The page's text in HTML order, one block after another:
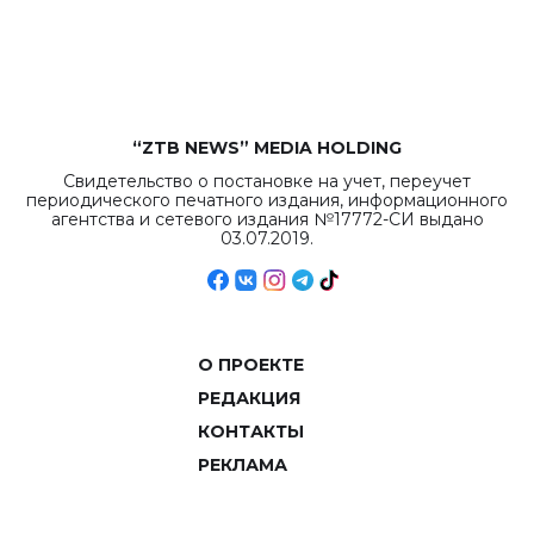
“ZTB NEWS” MEDIA HOLDING
Свидетельство о постановке на учет, переучет
периодического печатного издания, информационного
агентства и сетевого издания №17772-СИ выдано
03.07.2019.
О ПРОЕКТЕ
РЕДАКЦИЯ
КОНТАКТЫ
РЕКЛАМА